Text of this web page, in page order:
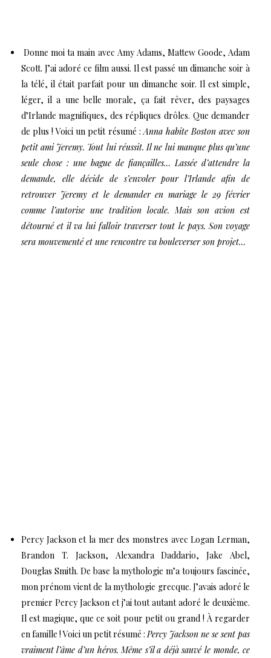
Donne moi ta main avec Amy Adams, Mattew Goode, Adam
Scott. J’ai adoré ce film aussi. Il est passé un dimanche soir à
la télé, il était parfait pour un dimanche soir. Il est simple,
léger, il a une belle morale, ça fait rêver, des paysages
d’Irlande magnifiques, des répliques drôles. Que demander
de plus ! Voici un petit résumé :Anna habite Boston avec son
petit ami Jeremy. Tout lui réussit. Il ne lui manque plus qu’une
seule chose : une bague de fiançailles… Lassée d’attendre la
demande, elle décide de s’envoler pour l’Irlande afin de
retrouver Jeremy et le demander en mariage le 29 février
comme l’autorise une tradition locale. Mais son avion est
détourné et il va lui falloir traverser tout le pays. Son voyage
sera mouvementé et une rencontre va bouleverser son projet…
Percy Jackson et la mer des monstres avec Logan Lerman,
Brandon T. Jackson, Alexandra Daddario, Jake Abel,
Douglas Smith. De base la mythologie m’a toujours fascinée,
mon prénom vient de la mythologie grecque. J’avais adoré le
premier Percy Jackson et j’ai tout autant adoré le deuxième.
Il est magique, que ce soit pour petit ou grand ! À regarder
en famille ! Voici un petit résumé :Percy Jackson ne se sent pas
vraiment l’âme d’un héros. Même s’il a déjà sauvé le monde, ce